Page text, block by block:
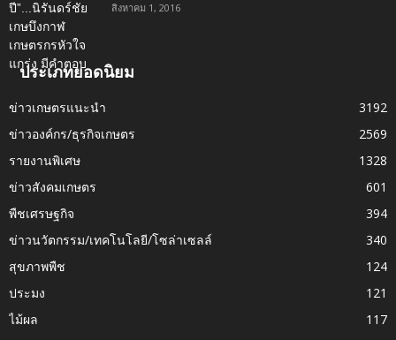
สิงหาคม 1, 2016
ประเภทยอดนิยม
ข่าวเกษตรแนะนำ
3192
ข่าวองค์กร/ธุรกิจเกษตร
2569
รายงานพิเศษ
1328
ข่าวสังคมเกษตร
601
พืชเศรษฐกิจ
394
ข่าวนวัตกรรม/เทคโนโลยี/โซล่าเซลล์
340
สุขภาพพืช
124
ประมง
121
ไม้ผล
117